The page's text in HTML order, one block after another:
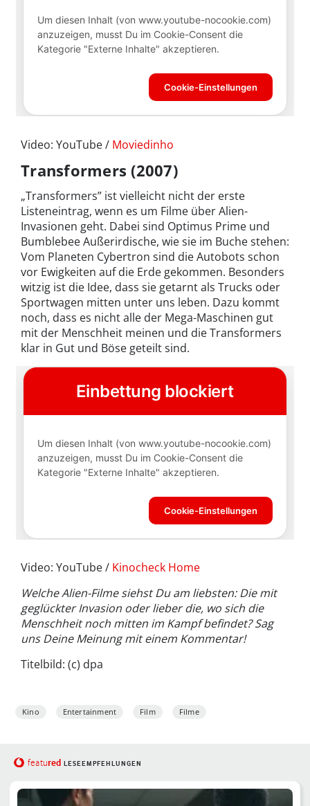
Video: YouTube / Moviedinho
Transformers (2007)
„Transformers” ist vielleicht nicht der erste
Listeneintrag, wenn es um Filme über Alien-
Invasionen geht. Dabei sind Optimus Prime und
Bumblebee Außerirdische, wie sie im Buche stehen:
Vom Planeten Cybertron sind die Autobots schon
vor Ewigkeiten auf die Erde gekommen. Besonders
witzig ist die Idee, dass sie getarnt als Trucks oder
Sportwagen mitten unter uns leben. Dazu kommt
noch, dass es nicht alle der Mega-Maschinen gut
mit der Menschheit meinen und die Transformers
klar in Gut und Böse geteilt sind.
Video: YouTube / Kinocheck Home
Welche Alien-Filme siehst Du am liebsten: Die mit
geglückter Invasion oder lieber die, wo sich die
Menschheit noch mitten im Kampf befindet? Sag
uns Deine Meinung mit einem Kommentar!
Titelbild: (c) dpa
Kino Entertainment Film Filme
featured LESEEMPFEHLUNGEN